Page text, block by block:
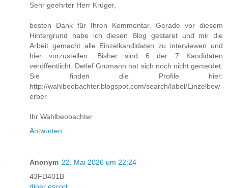
Sehr geehrter Herr Krüger,
besten Dank für Ihren Kommentar. Gerade vor diesem
Hintergrund habe ich diesen Blog gestaret und mir die
Arbeit gemacht alle Einzelkandidaten zu interviewen und
hier vorzustellen. Bisher sind 6 der 7 Kandidaten
veröffentlicht. Detlef Grumann hat sich noch nicht gemeldet.
Sie finden die Profile hier:
http://wahlbeobachter.blogspot.com/search/label/Einzelbew
erber
Ihr Wahlbeobachter
Antworten
Anonym 22. Mai 2026 um 22:24
43FD401B
dinar esçort